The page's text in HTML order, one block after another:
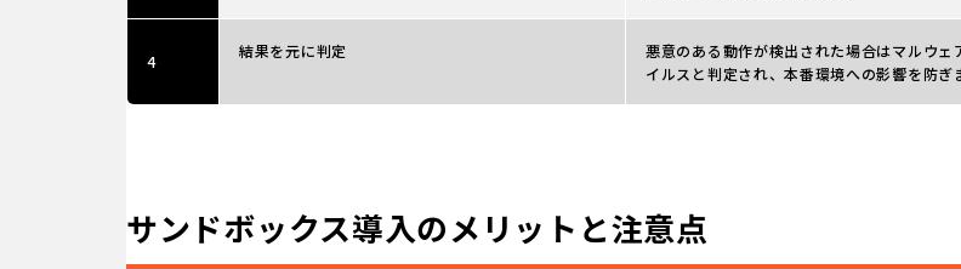
4
結果を元に判定
悪意のある動作が検出された場合はマルウェ
イルスと判定され、本番環境への影響を防ぎ
サンドボックス導入のメリットと注意点